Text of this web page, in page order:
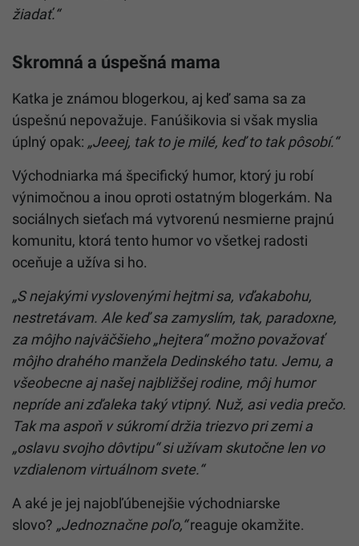
žiadať.“
Skromná a úspešná mama
Katka je známou blogerkou, aj keď sama sa za
úspešnú nepovažuje. Fanúšikovia si však myslia
úplný opak: „Jeeej, tak to je milé, keď to tak pôsobí.“
Východniarka má špecifický humor, ktorý ju robí
výnimočnou a inou oproti ostatným blogerkám. Na
sociálnych sieťach má vytvorenú nesmierne prajnú
komunitu, ktorá tento humor vo všetkej radosti
oceňuje a užíva si ho.
„S nejakými vyslovenými hejtmi sa, vďakabohu,
nestretávam. Ale keď sa zamyslím, tak, paradoxne,
za môjho najväčšieho „hejtera“ možno považovať
môjho drahého manžela Dedinského tatu. Jemu, a
všeobecne aj našej najbližšej rodine, môj humor
nepríde ani zďaleka taký vtipný. Nuž, asi vedia prečo.
Tak ma aspoň v súkromí držia triezvo pri zemi a
„oslavu svojho dôvtipu“ si užívam skutočne len vo
vzdialenom virtuálnom svete.“
A aké je jej najobľúbenejšie východniarske
slovo? „Jednoznačne poľo,“reaguje okamžite.